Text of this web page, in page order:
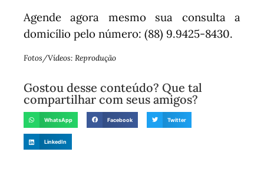
Agende agora mesmo sua consulta a
domicílio pelo número: (88) 9.9425-8430.
Fotos/Vídeos: Reprodução
Gostou desse conteúdo? Que tal
compartilhar com seus amigos?
WhatsApp Facebook Twitter
LinkedIn